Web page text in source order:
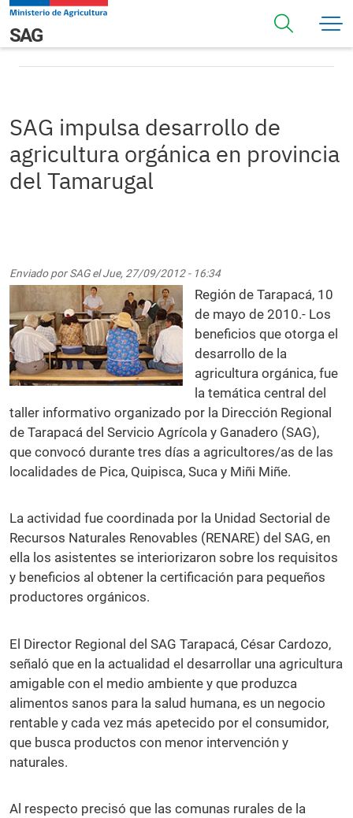
Pasar al contenido principal
Navegación principal
SAGSAG impulsa desarrollo de agricultura orgánica en
provincia del Tamarugal
SAG impulsa desarrollo de
agricultura orgánica en provincia
del Tamarugal
Enviado porSAGelJue, 27/09/2012 - 16:34
Región de Tarapacá, 10
de mayo de 2010.- Los
beneficios que otorga el
desarrollo de la
agricultura orgánica, fue
la temática central del
taller informativo organizado por la Dirección Regional
de Tarapacá del Servicio Agrícola y Ganadero (SAG),
que convocó durante tres días a agricultores/as de las
localidades de Pica, Quipisca, Suca y Miñi Miñe.
La actividad fue coordinada por la Unidad Sectorial de
Recursos Naturales Renovables (RENARE) del SAG, en
ella los asistentes se interiorizaron sobre los requisitos
y beneficios al obtener la certificación para pequeños
productores orgánicos.
El Director Regional del SAG Tarapacá, César Cardozo,
señaló que en la actualidad el desarrollar una agricultura
amigable con el medio ambiente y que produzca
alimentos sanos para la salud humana, es un negocio
rentable y cada vez más apetecido por el consumidor,
que busca productos con menor intervención y
naturales.
Al respecto precisó que las comunas rurales de la